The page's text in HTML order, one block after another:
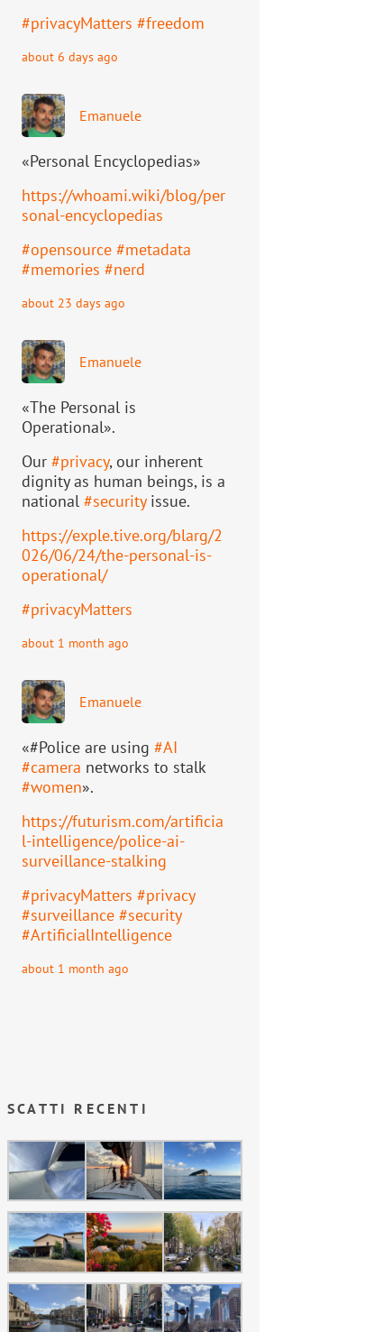
#privacyMatters #freedom
about 6 days ago
Emanuele
«Personal Encyclopedias»
https://whoami.wiki/blog/per
sonal-encyclopedias
#opensource #metadata
#memories #nerd
about 23 days ago
Emanuele
«The Personal is
Operational».
Our #privacy, our inherent
dignity as human beings, is a
national #securityissue.
https://exple.tive.org/blarg/2
026/06/24/the-personal-is-
operational/
#privacyMatters
about 1 month ago
Emanuele
«#Police are using #AI
#camera networks to stalk
#women».
https://futurism.com/artificia
l-intelligence/police-ai-
surveillance-stalking
#privacyMatters #privacy
#surveillance #security
#ArtificialIntelligence
about 1 month ago
SCATTI RECENTI